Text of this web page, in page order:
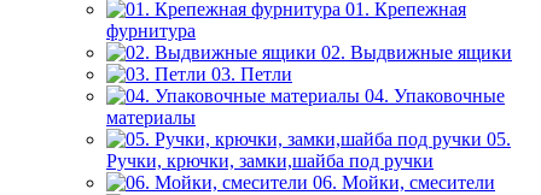
01. Крепежная
фурнитура
02. Выдвижные ящики
03. Петли
04. Упаковочные
материалы
05.
Ручки, крючки, замки,шайба под ручки
06. Мойки, смесители